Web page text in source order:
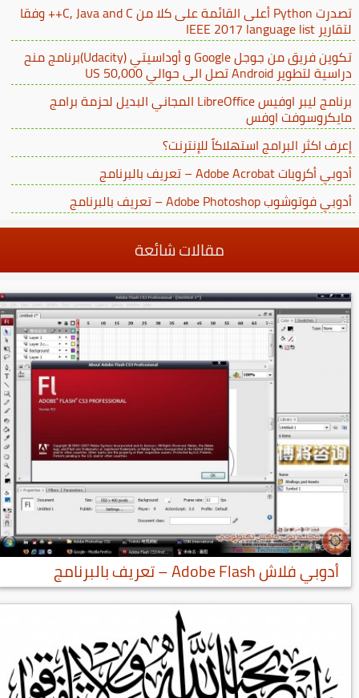
تصدرت Python أعلى القائمة على كلا من C, Java and C++ وفقا
لتقارير IEEE 2017 language list
تكوين فريق من جوجل Google و أوداسيتي (Udacity)برنامج منح
دراسية لتطوير Android تصل الى حوالي 50,000 US
برنامج ليبر اوفيس LibreOffice المجاني البديل لحزمة برامج
مايكروسوفت اوفس
إعرف اكثر البرامج استهلاكاً للإنترنت؟
أدوبي أكروبات Adobe Acrobat – تعريف بالبرنامج
أدوبي فوتوشوب Adobe Photoshop – تعريف بالبرنامج
مقالات شائعة
أدوبي فلاش Adobe Flash – تعريف بالبرنامج